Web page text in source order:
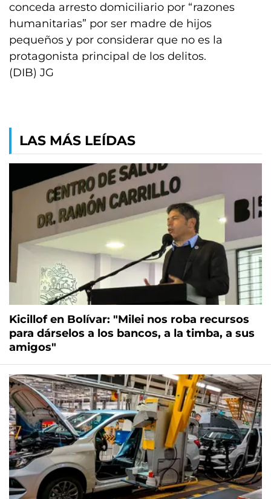
conceda arresto domiciliario por “razones
humanitarias” por ser madre de hijos
pequeños y por considerar que no es la
protagonista principal de los delitos.
(DIB) JG
LAS MÁS LEÍDAS
Kicillof en Bolívar: "Milei nos roba recursos
para dárselos a los bancos, a la timba, a sus
amigos"